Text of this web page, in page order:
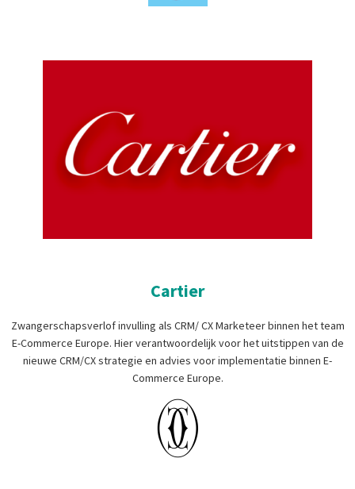
Cartier
Zwangerschapsverlof invulling als CRM/ CX Marketeer binnen het team
E-Commerce Europe. Hier verantwoordelijk voor het uitstippen van de
nieuwe CRM/CX strategie en advies voor implementatie binnen E-
Commerce Europe.